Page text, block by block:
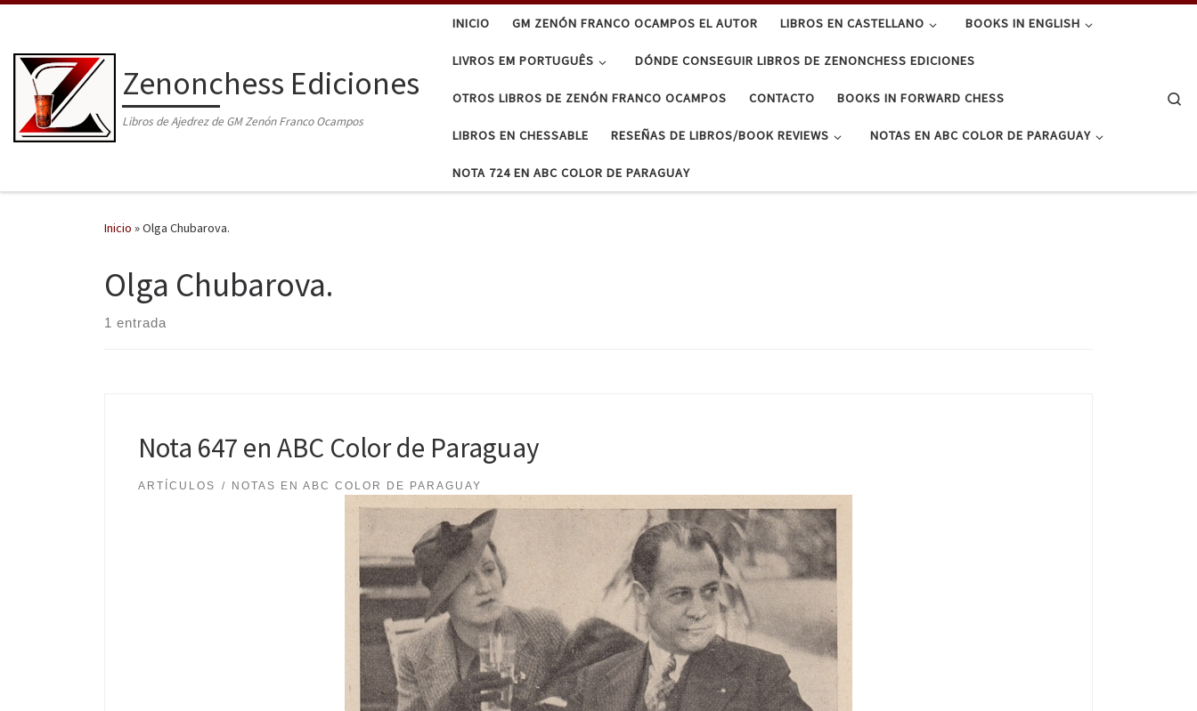
Zenonchess Ediciones
Libros de Ajedrez de GM Zenón Franco Ocampos
INICIO GM ZENÓN FRANCO OCAMPOS EL AUTOR LIBROS EN CASTELLANO BOOKS IN ENGLISH
LIVROS EM PORTUGUÊS DÓNDE CONSEGUIR LIBROS DE ZENONCHESS EDICIONES
OTROS LIBROS DE ZENÓN FRANCO OCAMPOS CONTACTO BOOKS IN FORWARD CHESS
LIBROS EN CHESSABLE RESEÑAS DE LIBROS/BOOK REVIEWS NOTAS EN ABC COLOR DE PARAGUAY
NOTA 724 EN ABC COLOR DE PARAGUAY
Inicio »Olga Chubarova.
Olga Chubarova.
1 entrada
Nota 647 en ABC Color de Paraguay
ARTÍCULOS NOTAS EN ABC COLOR DE PARAGUAY